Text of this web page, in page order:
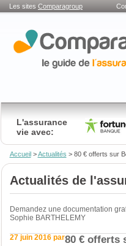
Les sites Comparagroup
L'assurance
vie avec:
Accueil>Actualités > 80 € offerts sur
Actualités de
Demandez une documentation
27 juin 2016 par
Sophie BARTHELEMY
80 € offerts